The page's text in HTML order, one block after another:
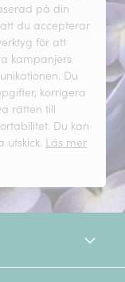
på din
du accepterar
för att
kampanjers
Du
korrigera
rätten till
Du kan
utskick. Läs mer